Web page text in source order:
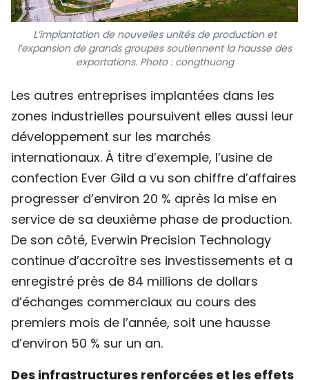
L’implantation de nouvelles unités de production et
l’expansion de grands groupes soutiennent la hausse des
exportations. Photo : congthuong
Les autres entreprises implantées dans les
zones industrielles poursuivent elles aussi leur
développement sur les marchés
internationaux. À titre d’exemple, l’usine de
confection Ever Gild a vu son chiffre d’affaires
progresser d’environ 20 % après la mise en
service de sa deuxième phase de production.
De son côté, Everwin Precision Technology
continue d’accroître ses investissements et a
enregistré près de 84 millions de dollars
d’échanges commerciaux au cours des
premiers mois de l’année, soit une hausse
d’environ 50 % sur un an.
Des infrastructures renforcées et les effets